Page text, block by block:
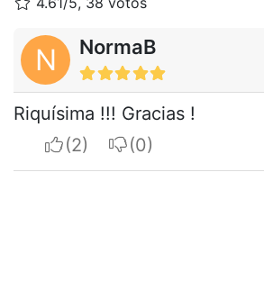
N NormaB
Riquísima !!! Gracias !
I apreciateI do not